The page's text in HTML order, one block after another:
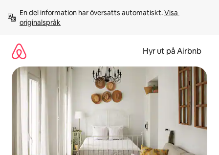
innehåll
En del information har översatts automatiskt. Visa
originalspråk
Hyr ut på Airbnb